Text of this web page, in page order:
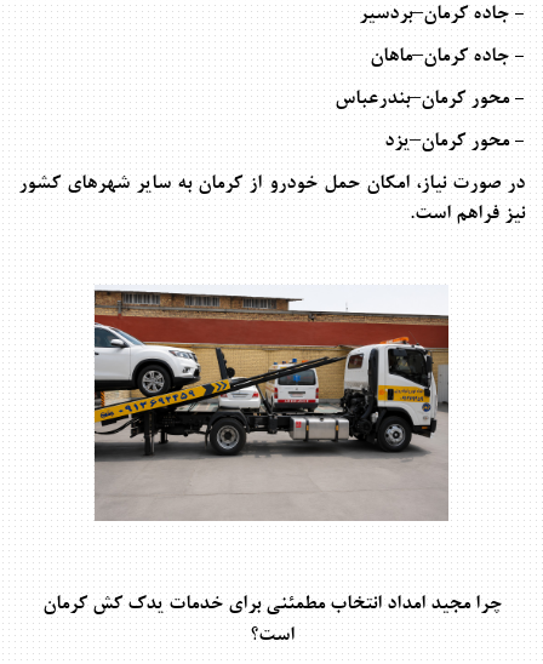
- جاده کرمان–بردسیر
- جاده کرمان–ماهان
- محور کرمان–بندرعباس
- محور کرمان–یزد
در صورت نیاز، امکان حمل خودرو از کرمان به سایر شهرهای کشور
نیز فراهم است.
چرا مجید امداد انتخاب مطمئنی برای خدمات یدک کش کرمان
است؟